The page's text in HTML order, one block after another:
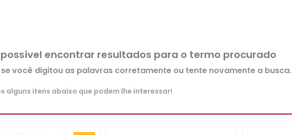
encontrar resultados para o termo procurado
você digitou as palavras corretamente ou tente novamente a busca.
alguns itens abaixo que podem lhe interessar!